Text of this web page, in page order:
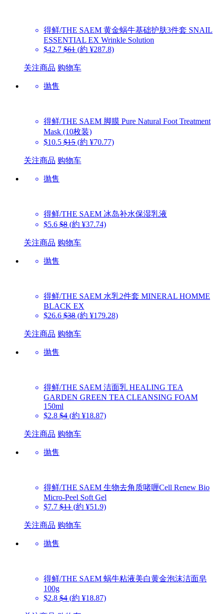
得鲜/THE SAEM 黄金蜗牛基础护肤3件套 SNAIL
ESSENTIAL EX Wrinkle Solution
$42.7 $61 (約 ¥287.8)
关注商品 购物车
抛售
得鲜/THE SAEM 脚膜 Pure Natural Foot Treatment
Mask (10枚装)
$10.5 $15 (約 ¥70.77)
关注商品 购物车
抛售
得鲜/THE SAEM 冰岛补水保湿乳液
$5.6 $8 (約 ¥37.74)
关注商品 购物车
抛售
得鲜/THE SAEM 水乳2件套 MINERAL HOMME
BLACK EX
$26.6 $38 (約 ¥179.28)
关注商品 购物车
抛售
得鲜/THE SAEM 洁面乳 HEALING TEA
GARDEN GREEN TEA CLEANSING FOAM
150ml
$2.8 $4 (約 ¥18.87)
关注商品 购物车
抛售
得鲜/THE SAEM 生物去角质啫喱Cell Renew Bio
Micro-Peel Soft Gel
$7.7 $11 (約 ¥51.9)
关注商品 购物车
抛售
得鲜/THE SAEM 蜗牛粘液美白黄金泡沫洁面皂
100g
$2.8 $4 (約 ¥18.87)